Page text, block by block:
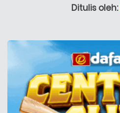
Ditulis oleh: